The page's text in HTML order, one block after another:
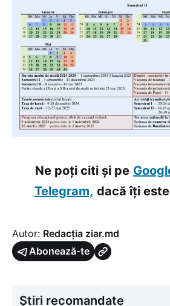
Ne poți citi și pe
Telegram, dacă îți
Autor: Redacția ziar.md
Abonează-te
Știri recomandate